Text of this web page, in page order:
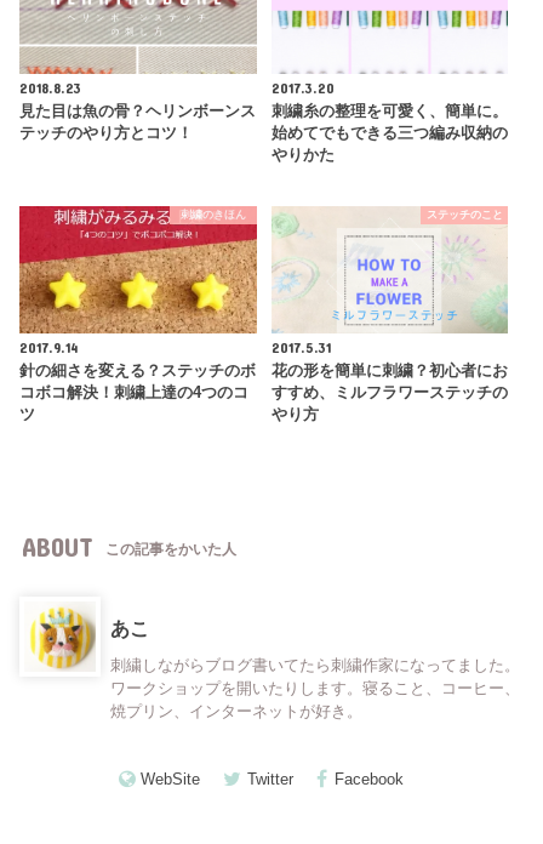
2018.8.23
見た目は魚の骨？ヘリンボーンス
テッチのやり方とコツ！
2017.3.20
刺繍糸の整理を可愛く、簡単に。
始めてでもできる三つ編み収納の
やりかた
刺繍のきほん
2017.9.14
針の細さを変える？ステッチのボ
コボコ解決！刺繍上達の4つのコ
ツ
ステッチのこと
2017.5.31
花の形を簡単に刺繍？初心者にお
すすめ、ミルフラワーステッチの
やり方
ABOUT この記事をかいた人
あこ
刺繍しながらブログ書いてたら刺繍作家になってました。
ワークショップを開いたりします。寝ること、コーヒー、
焼プリン、インターネットが好き。
WebSite Twitter Facebook